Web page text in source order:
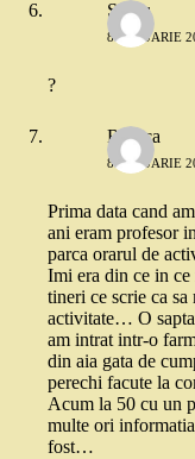
Silviu
8 IANUARIE
?
Rodica
8 IANUARIE
Prima data cand
ani eram profesor
parca orarul de
Imi era din ce in
tineri ce scrie ca
activitate… O
am intrat intr-o
din aia gata de
perechi facute la
Acum la 50 cu un
multe ori
fost…